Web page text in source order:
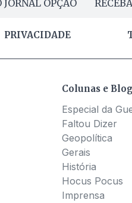
OPÇÃO
PRIVACIDADE
Colunas e
Especial da
Faltou Dizer
Geopolítica
Gerais
História
Hocus Pocus
Imprensa